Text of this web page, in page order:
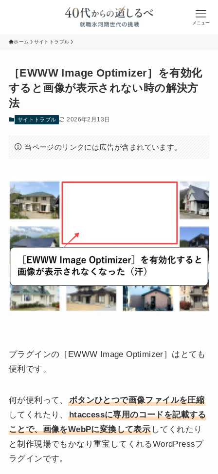
メニュー
ホーム サイトトラブル
［EWWW Image Optimizer］を有効化
すると画像が表示されない時の解決方
法
サイトトラブル 2026年2月13日
当ページのリンクには広告が含まれています。
プラグインの［EWWW Image Optimizer］はとても
便利です。
何が便利って、
ボタンひとつで画像ファイルを圧縮
してくれたり、
htaccessに専用のコードを記載する
ことで、画像をWebPに変換して表示 してくれたり
と制作現場でもかなり重宝してくれるWordPressプ
ラグインです。